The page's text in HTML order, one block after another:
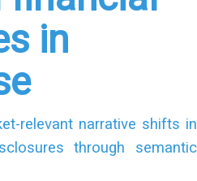
in
relevant narrative shifts in
through semantic